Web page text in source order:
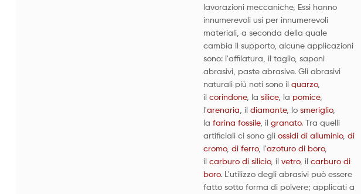
lavorazioni meccaniche, Essi hanno
innumerevoli usi per innumerevoli
materiali, a seconda della quale
cambia il supporto, alcune applicazioni
sono: l'affilatura, il taglio, saponi
abrasivi, paste abrasive. Gli abrasivi
naturali più noti sono il quarzo,
il corindone, la silice, la pomice,
l'arenaria , il diamante, lo smeriglio,
la farina fossile, il granato. Tra quelli
artificiali ci sono gli ossidi di alluminio, di
cromo, di ferro, l'azoturo di boro,
il carburo di silicio, il vetro, il carburo di
boro. L'utilizzo degli abrasivi può essere
fatto sotto forma di polvere; applicati a